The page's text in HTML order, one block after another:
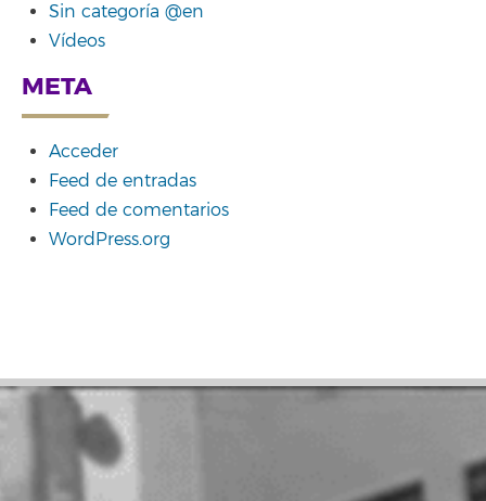
Sin categoría @en
Vídeos
META
Acceder
Feed de entradas
Feed de comentarios
WordPress.org